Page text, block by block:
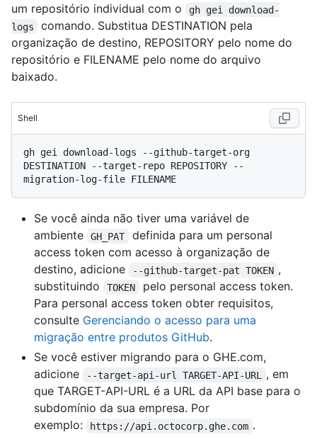
um repositório individual com o
gh gei download-
logs
comando. Substitua DESTINATION pela
organização de destino, REPOSITORY pelo nome do
repositório e FILENAME pelo nome do arquivo
baixado.
Shell
gh gei download-logs --github-target-org
DESTINATION --target-repo REPOSITORY --
Se você ainda não tiver uma variável de
ambiente
GH_PAT
definida para um personal
access token com acesso à organização de
destino, adicione
--github-target-pat TOKEN ,
substituindo
TOKEN
pelo personal access token.
Para personal access token obter requisitos,
consulte Gerenciando o acesso para uma
migração entre produtos GitHub.
Se você estiver migrando para o GHE.com,
adicione
--target-api-url TARGET-API-URL
, em
que TARGET-API-URL é a URL da API base para o
subdomínio da sua empresa. Por
exemplo:
https://api.octocorp.ghe.com .